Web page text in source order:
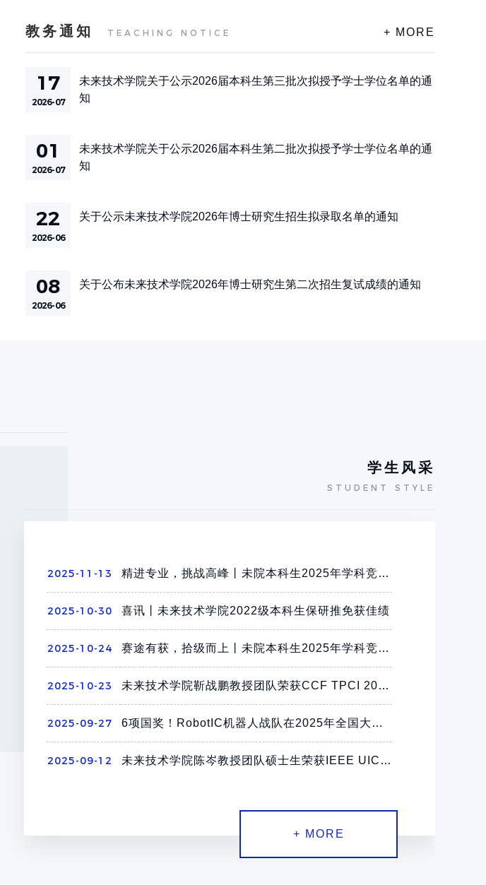
教务通知 TEACHING NOTICE + MORE
17
2026-07
未来技术学院关于公示2026届本科生第三批次拟授予学士学位名单的通
知
01
2026-07
未来技术学院关于公示2026届本科生第二批次拟授予学士学位名单的通
知
22
2026-06
关于公示未来技术学院2026年博士研究生招生拟录取名单的通知
08
2026-06
关于公布未来技术学院2026年博士研究生第二次招生复试成绩的通知
学生风采
STUDENT STYLE
2025-11-13 精进专业，挑战高峰丨未院本科生2025年学科竞赛成果盘点（二）
2025-10-30 喜讯丨未来技术学院2022级本科生保研推免获佳绩
2025-10-24 赛途有获，拾级而上丨未院本科生2025年学科竞赛获奖盘点（一）
2025-10-23 未来技术学院靳战鹏教授团队荣获CCF TPCI 2025最佳论文奖与UbiComp 2025 Workshop最佳论文提名奖
2025-09-27 6项国奖！RobotIC机器人战队在2025年全国大学生机器人大赛 ROBOCON 斩获佳绩
2025-09-12 未来技术学院陈岑教授团队硕士生荣获IEEE UIC 2025最佳论文奖
+ MORE